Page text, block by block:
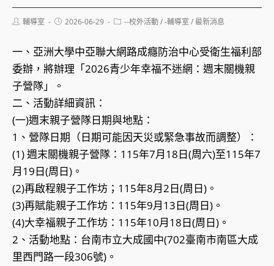
Post輔導室
Post2026-06-29
Post--校外活動/-輔導室 /最新消息
一、亞洲大學中亞聯大網路成癮防治中心受衛生福利部
委辦，將辦理「2026青少年幸福不迷網：週末關機親
子營隊」。
二、活動詳細資訊：
(一)週末親子營隊日期與地點：
1、營隊日期（日期可能因天災或緊急事故而調整）：
(1) 週末關機親子營隊：115年7月18日(周六)至115年7
月19日(周日)。
(2)再啟程親子工作坊；115年8月2日(周日)。
(3)再賦能親子工作坊：115年9月13日(周日)。
(4)大幸福親子工作坊：115年10月18日(周日)。
2、活動地點：台南市立大成國中(702臺南市南區大成
里西門路一段306號)。